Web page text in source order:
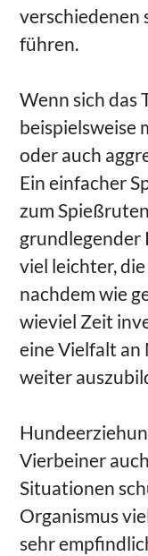
verschiedenen
führen.
Wenn sich das
beispielsweise
oder auch
Ein einfacher
zum
grundlegender
viel leichter,
nachdem wie
wieviel Zeit
eine Vielfalt an
weiter
Vierbeiner
Situationen
Organismus
sehr